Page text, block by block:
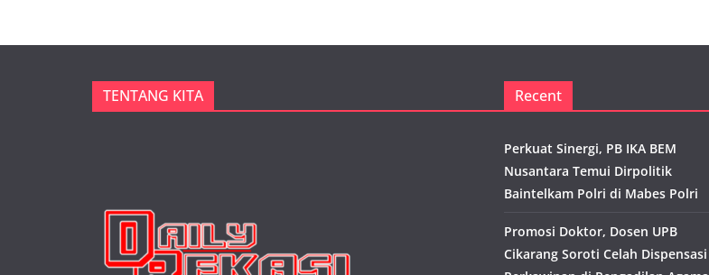
TENTANG KITA Recent
Perkuat Sinergi, PB IKA BEM
Nusantara Temui Dirpolitik
Baintelkam Polri di Mabes Polri
Promosi Doktor, Dosen UPB
Cikarang Soroti Celah Dispensasi